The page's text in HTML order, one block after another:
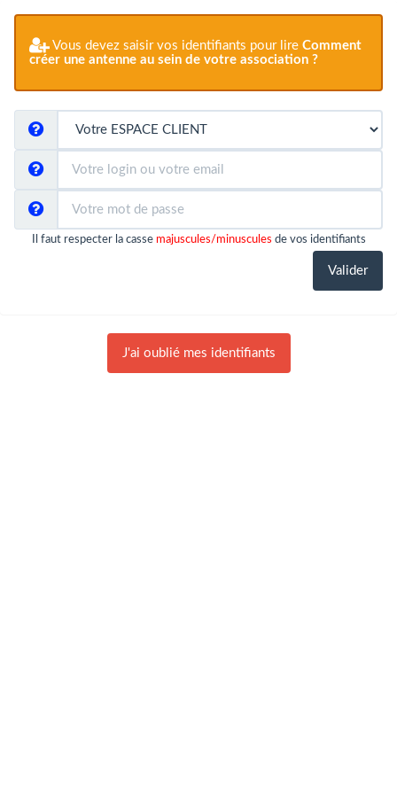
Vous devez saisir vos identifiants pour lire Comment
créer une antenne au sein de votre association ?
Il faut respecter la casse majuscules/minuscules de vos identifiants
J'ai oublié mes identifiants